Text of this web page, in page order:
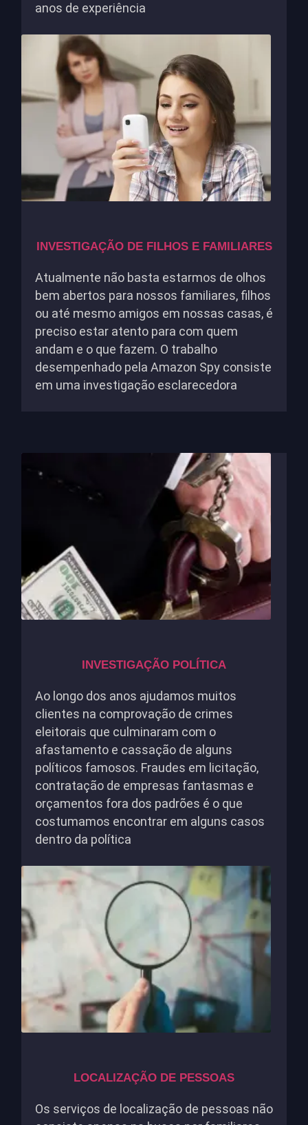
anos de experiência
INVESTIGAÇÃO DE FILHOS E FAMILIARES
Atualmente não basta estarmos de olhos
bem abertos para nossos familiares, filhos
ou até mesmo amigos em nossas casas, é
preciso estar atento para com quem
andam e o que fazem. O trabalho
desempenhado pela Amazon Spy consiste
em uma investigação esclarecedora
INVESTIGAÇÃO POLÍTICA
Ao longo dos anos ajudamos muitos
clientes na comprovação de crimes
eleitorais que culminaram com o
afastamento e cassação de alguns
políticos famosos. Fraudes em licitação,
contratação de empresas fantasmas e
orçamentos fora dos padrões é o que
costumamos encontrar em alguns casos
dentro da política
LOCALIZAÇÃO DE PESSOAS
Os serviços de localização de pessoas não